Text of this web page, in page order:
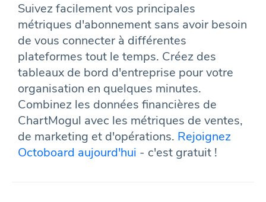
Suivez facilement vos principales
métriques d'abonnement sans avoir besoin
de vous connecter à différentes
plateformes tout le temps. Créez des
tableaux de bord d'entreprise pour votre
organisation en quelques minutes.
Combinez les données financières de
ChartMogul avec les métriques de ventes,
de marketing et d'opérations. Rejoignez
Octoboard aujourd'hui - c'est gratuit !